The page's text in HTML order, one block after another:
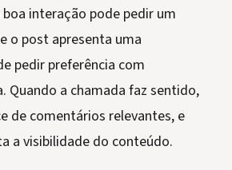
interação pode pedir um
o post apresenta uma
pedir preferência com
Quando a chamada faz sentido,
de comentários relevantes, e
a visibilidade do conteúdo.